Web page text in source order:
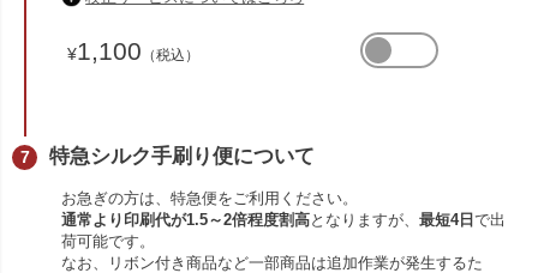
¥1,100 （税込）
特急シルク手刷り便について
お急ぎの方は、特急便をご利用ください。
通常より印刷代が1.5～2倍程度割高となりますが、最短4日で出
荷可能です。
なお、リボン付き商品など一部商品は追加作業が発生するた